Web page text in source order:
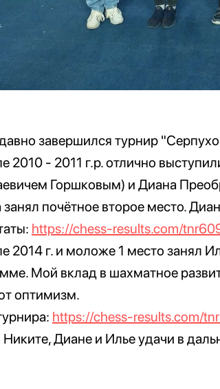
завершился турнир
2010 - 2011 г.р. отлично
Горшковым) и Диана
почётное второе место.
https://chess-results.com/
2014 г. и моложе 1 место занял
Мой вклад в шахматное
оптимизм.
https://chess-results.com/
Диане и Илье удачи в